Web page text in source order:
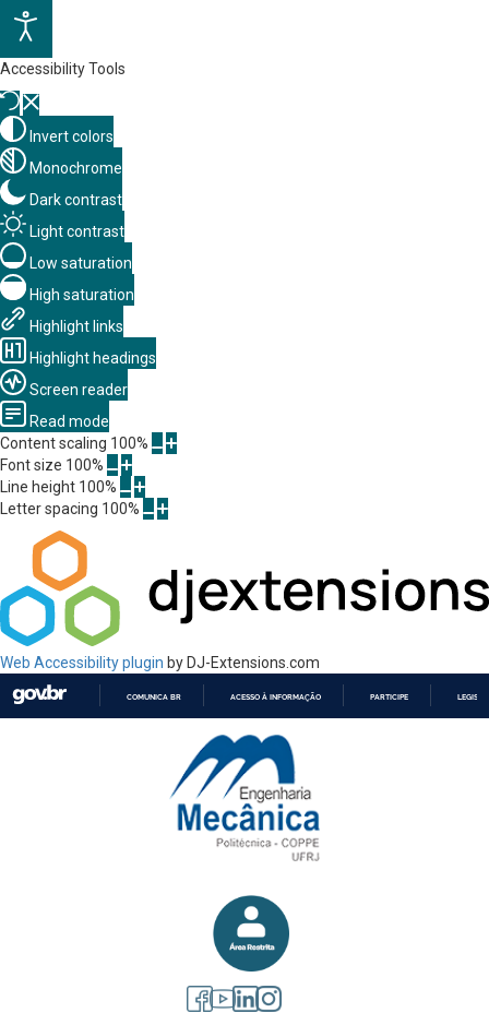
Accessibility Tools
Invert colors
Monochrome
Dark contrast
Light contrast
Low saturation
High saturation
Highlight links
Highlight headings
Screen reader
Read mode
Content scaling 100%
Font size 100%
Line height 100%
Letter spacing 100%
Web Accessibility plugin by DJ-Extensions.com
PARA
CONTEÚDO
COMUNICA BR ACESSO À INFORMAÇÃO PARTICIPE